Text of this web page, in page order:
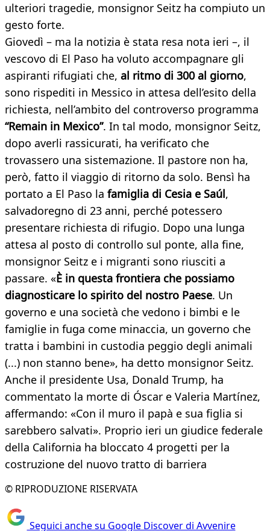
ulteriori tragedie, monsignor Seitz ha compiuto un
gesto forte.
Giovedì – ma la notizia è stata resa nota ieri –, il
vescovo di El Paso ha voluto accompagnare gli
aspiranti rifugiati che, al ritmo di 300 al giorno,
sono rispediti in Messico in attesa dell’esito della
richiesta, nell’ambito del controverso programma
“Remain in Mexico”. In tal modo, monsignor Seitz,
dopo averli rassicurati, ha verificato che
trovassero una sistemazione. Il pastore non ha,
però, fatto il viaggio di ritorno da solo. Bensì ha
portato a El Paso la famiglia di Cesia e Saúl,
salvadoregno di 23 anni, perché potessero
presentare richiesta di rifugio. Dopo una lunga
attesa al posto di controllo sul ponte, alla fine,
monsignor Seitz e i migranti sono riusciti a
passare. «È in questa frontiera che possiamo
diagnosticare lo spirito del nostro Paese. Un
governo e una società che vedono i bimbi e le
famiglie in fuga come minaccia, un governo che
tratta i bambini in custodia peggio degli animali
(...) non stanno bene», ha detto monsignor Seitz.
Anche il presidente Usa, Donald Trump, ha
commentato la morte di Óscar e Valeria Martínez,
affermando: «Con il muro il papà e sua figlia si
sarebbero salvati». Proprio ieri un giudice federale
della California ha bloccato 4 progetti per la
costruzione del nuovo tratto di barriera
© RIPRODUZIONE RISERVATA
Seguici anche su Google Discover di Avvenire